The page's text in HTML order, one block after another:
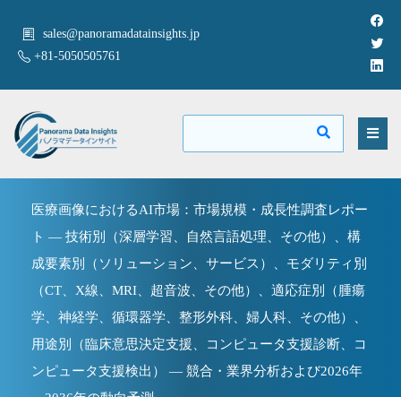
sales@panoramadatainsights.jp
+81-5050505761
医療画像におけるAI市場：市場規模・成長性調査レポー
ト — 技術別（深層学習、自然言語処理、その他）、構
成要素別（ソリューション、サービス）、モダリティ別
（CT、X線、MRI、超音波、その他）、適応症別（腫瘍
学、神経学、循環器学、整形外科、婦人科、その他）、
用途別（臨床意思決定支援、コンピュータ支援診断、コ
ンピュータ支援検出） — 競合・業界分析および2026年